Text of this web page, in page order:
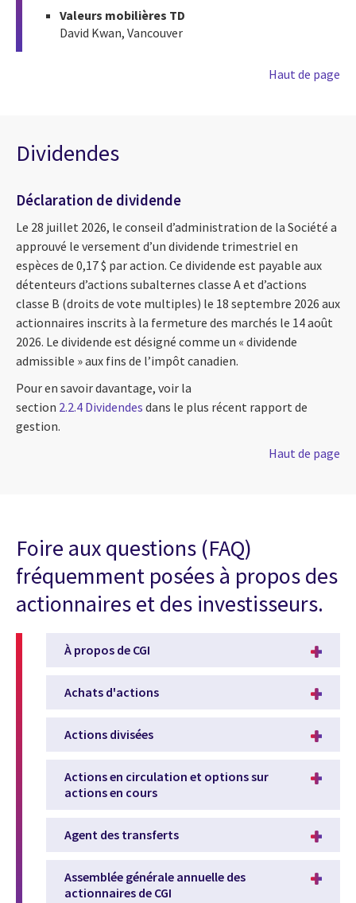
Valeurs mobilières TD
David Kwan, Vancouver
Haut de page
Dividendes
Déclaration de dividende
Le 28 juillet 2026, le conseil d’administration de la Société a
approuvé le versement d’un dividende trimestriel en
espèces de 0,17 $ par action. Ce dividende est payable aux
détenteurs d’actions subalternes classe A et d’actions
classe B (droits de vote multiples) le 18 septembre 2026 aux
actionnaires inscrits à la fermeture des marchés le 14 août
2026. Le dividende est désigné comme un « dividende
admissible » aux fins de l’impôt canadien.
Pour en savoir davantage, voir la
section 2.2.4 Dividendes dans le plus récent rapport de
gestion.
Haut de page
Foire aux questions (FAQ)
fréquemment posées à propos des
actionnaires et des investisseurs.
À propos de CGI
Achats d'actions
Actions divisées
Actions en circulation et options sur
actions en cours
Agent des transferts
Assemblée générale annuelle des
actionnaires de CGI